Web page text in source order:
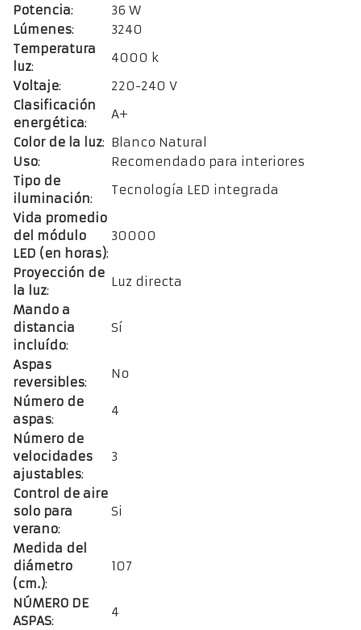
Potencia:
36 W
Lúmenes:
3240
Temperatura
luz:
4000 k
Voltaje:
220-240 V
Clasificación
energética:
A+
Color de la luz: Blanco Natural
Uso:
Recomendado para interiores
Tipo de
iluminación:
Tecnología LED integrada
Vida promedio
del módulo
LED (en horas):
30000
Proyección de
la luz:
Luz directa
Mando a
distancia
incluído:
Sí
Aspas
reversibles:
No
Número de
aspas:
4
Número de
velocidades
ajustables:
3
Control de aire
solo para
verano:
Si
Medida del
diámetro
(cm.):
107
NÚMERO DE
ASPAS:
4